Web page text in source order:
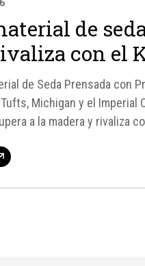
de
con el
de Seda Prensada con
Michigan y el
a la madera y rivaliza